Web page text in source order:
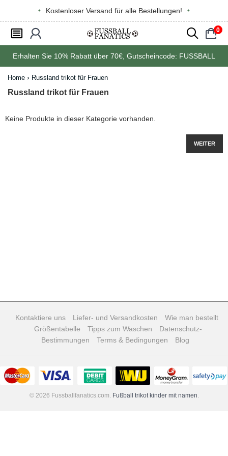
Kostenloser Versand für alle Bestellungen!
󰂩 󰃳 󰂨 0
󰃠
Erhalten Sie 10% Rabatt über 70€ , Gutscheincode: FUSSBALL
Home Russland trikot für Frauen
Russland trikot für Frauen
Keine Produkte in dieser Kategorie vorhanden.
WEITER
Kontaktiere uns Liefer- und Versandkosten
Wie man bestellt
Größentabelle
Tipps zum Waschen
Datenschutz-
Bestimmungen
Terms & Bedingungen Blog
© 2026 Fussballfanatics.com. Fußball trikot kinder mit namen.